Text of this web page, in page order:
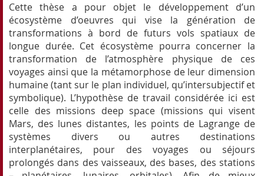
Cette thèse a pour objet le développement d’un
écosystème d’oeuvres qui vise la génération de
transformations à bord de futurs vols spatiaux de
longue durée. Cet écosystème pourra concerner la
transformation de l’atmosphère physique de ces
voyages ainsi que la métamorphose de leur dimension
humaine (tant sur le plan individuel, qu’intersubjectif et
symbolique). L’hypothèse de travail considérée ici est
celle des missions deep space (missions qui visent
Mars, des lunes distantes, les points de Lagrange de
systèmes divers ou autres destinations
interplanétaires, pour des voyages ou séjours
prolongés dans des vaisseaux, des bases, des stations